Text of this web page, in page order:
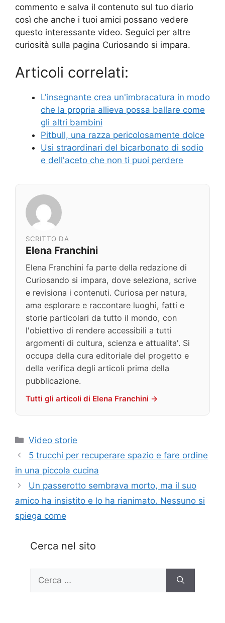
commento e salva il contenuto sul tuo diario
così che anche i tuoi amici possano vedere
questo interessante video. Seguici per altre
curiosità sulla pagina Curiosando si impara.
Articoli correlati:
L'insegnante crea un'imbracatura in modo
che la propria allieva possa ballare come
gli altri bambini
Pitbull, una razza pericolosamente dolce
Usi straordinari del bicarbonato di sodio
e dell'aceto che non ti puoi perdere
SCRITTO DA
Elena Franchini
Elena Franchini fa parte della redazione di
Curiosando si impara, dove seleziona, scrive
e revisiona i contenuti. Curiosa per natura,
ama esplorare e raccontare luoghi, fatti e
storie particolari da tutto il mondo, con
l'obiettivo di rendere accessibili a tutti
argomenti di cultura, scienza e attualita'. Si
occupa della cura editoriale del progetto e
della verifica degli articoli prima della
pubblicazione.
Tutti gli articoli di Elena Franchini →
Categorie
Video storie
5 trucchi per recuperare spazio e fare ordine
in una piccola cucina
Un passerotto sembrava morto, ma il suo
amico ha insistito e lo ha rianimato. Nessuno si
spiega come
Cerca nel sito
per: